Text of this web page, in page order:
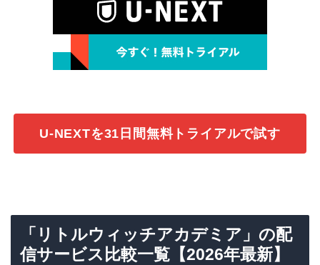
U-NEXTを31日間無料トライアルで試す
「リトルウィッチアカデミア」の配
信サービス比較一覧【2026年最新】